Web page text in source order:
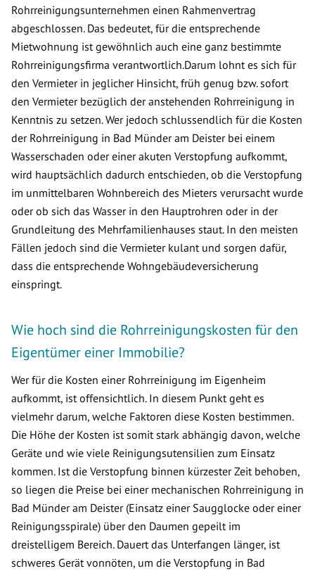
Rohrreinigungsunternehmen einen Rahmenvertrag
abgeschlossen. Das bedeutet, für die entsprechende
Mietwohnung ist gewöhnlich auch eine ganz bestimmte
Rohrreinigungsfirma verantwortlich.Darum lohnt es sich für
den Vermieter in jeglicher Hinsicht, früh genug bzw. sofort
den Vermieter bezüglich der anstehenden Rohrreinigung in
Kenntnis zu setzen. Wer jedoch schlussendlich für die Kosten
der Rohrreinigung in Bad Münder am Deister bei einem
Wasserschaden oder einer akuten Verstopfung aufkommt,
wird hauptsächlich dadurch entschieden, ob die Verstopfung
im unmittelbaren Wohnbereich des Mieters verursacht wurde
oder ob sich das Wasser in den Hauptrohren oder in der
Grundleitung des Mehrfamilienhauses staut. In den meisten
Fällen jedoch sind die Vermieter kulant und sorgen dafür,
dass die entsprechende Wohngebäudeversicherung
einspringt.
Wie hoch sind die Rohrreinigungskosten für den
Eigentümer einer Immobilie?
Wer für die Kosten einer Rohrreinigung im Eigenheim
aufkommt, ist offensichtlich. In diesem Punkt geht es
vielmehr darum, welche Faktoren diese Kosten bestimmen.
Die Höhe der Kosten ist somit stark abhängig davon, welche
Geräte und wie viele Reinigungsutensilien zum Einsatz
kommen. Ist die Verstopfung binnen kürzester Zeit behoben,
so liegen die Preise bei einer mechanischen Rohrreinigung in
Bad Münder am Deister (Einsatz einer Saugglocke oder einer
Reinigungsspirale) über den Daumen gepeilt im
dreistelligem Bereich. Dauert das Unterfangen länger, ist
schweres Gerät vonnöten, um die Verstopfung in Bad